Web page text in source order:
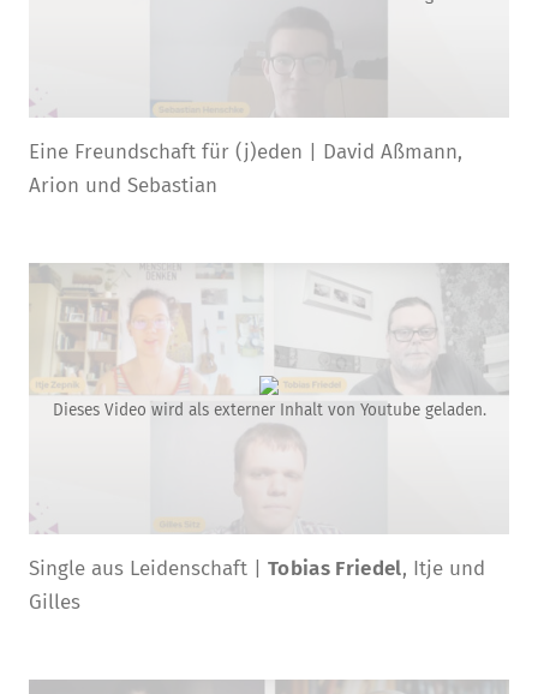
Eine Freundschaft für (j)eden | David Aßmann,
Arion und Sebastian
Dieses Video wird als externer Inhalt von Youtube geladen.
Single aus Leidenschaft | Tobias Friedel, Itje und
Gilles